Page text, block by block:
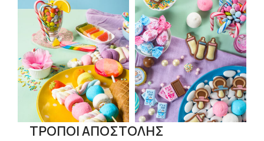
ΤΡΟΠΟΙ ΑΠΟΣΤΟΛΗΣ